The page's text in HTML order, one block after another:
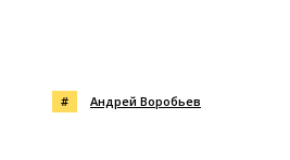
# Андрей Воробьев